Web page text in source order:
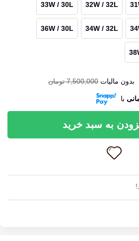
32W / 32L
33W / 30L
34W / 32L
36W / 30L
بدون مالیات 7,500,000 تومان
‌با
به سبد خرید